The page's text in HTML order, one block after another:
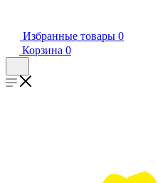
Избранные товары 0
Корзина 0